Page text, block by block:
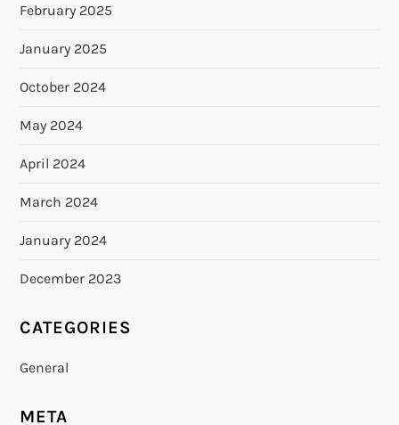
February 2025
January 2025
October 2024
May 2024
April 2024
March 2024
January 2024
December 2023
CATEGORIES
General
META